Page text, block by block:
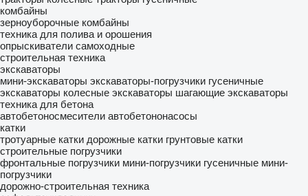
комбайны
зерноуборочные комбайны
техника для полива и орошения
опрыскиватели самоходные
строительная техника
экскаваторы
мини-экскаваторы экскаваторы-погрузчики гусеничные
экскаваторы колесные экскаваторы шагающие экскаваторы
техника для бетона
автобетоносмесители автобетононасосы
катки
тротуарные катки дорожные катки грунтовые катки
строительные погрузчики
фронтальные погрузчики мини-погрузчики гусеничные мини-
погрузчики
дорожно-строительная техника